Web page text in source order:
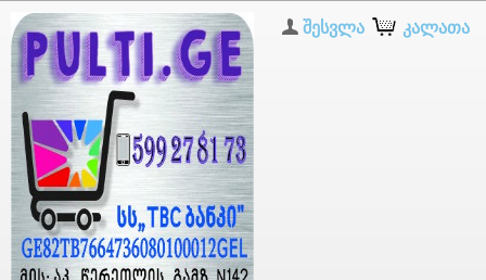
კალათა
შესვლა